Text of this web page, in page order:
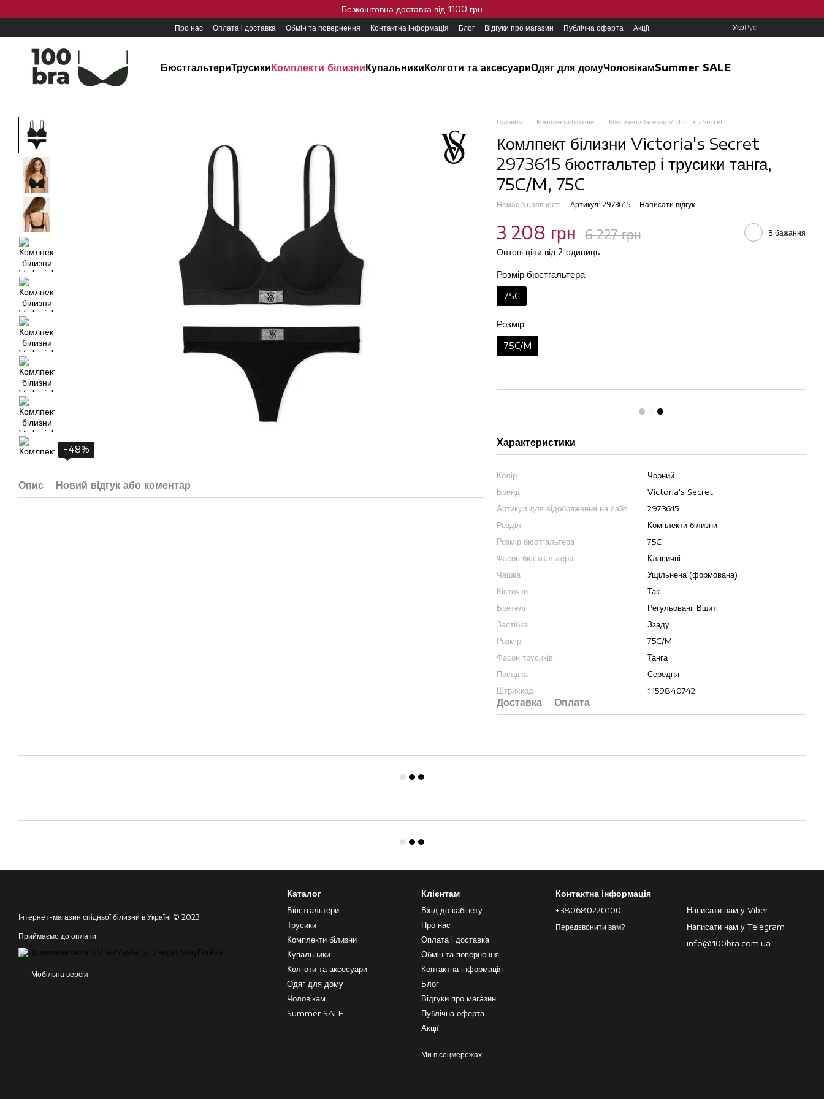
Безкоштовна доставка від 1100 грн
Про нас Оплата і доставка Обмін та повернення Контактна інформація Блог Відгуки про магазин Публічна оферта Акції УкрРус
БюстгальтериТрусикиКомплекти білизниКупальникиКолготи та аксесуариОдяг для домуЧоловікамSummer SALE
−48%
Опис Новий відгук або коментар
Головна Комплекти білизни Комплекти білизни Victoria's Secret
Комлпект білизни Victoria's Secret
2973615 бюстгальтер і трусики танга,
75C/M, 75C
Немає в наявності Артикул: 2973615 Написати відгук
3 208 грн 6 227 грн В бажання
Оптові ціни від 2 одиниць
Розмір бюстгальтера
75C
Розмір
75C/M
Характеристики
Колір
Чорний
Бренд
Victoria's Secret
Артикул для відображення на сайті
2973615
Розділ
Комплекти білизни
Розмір бюстгальтера
75C
Фасон бюстгальтера
Класичні
Чашка
Ущільнена (формована)
Кісточки
Так
Бретелі
Регульовані, Вшиті
Застібка
Ззаду
Розмір
75C/M
Фасон трусиків
Танга
Посадка
Середня
Штрихкод
1159840742
Доставка Оплата
Інтернет-магазин спідньої білизни в Україні © 2023
Приймаємо до оплати
Мобільна версія
Каталог
Бюстгальтери
Трусики
Комплекти білизни
Купальники
Колготи та аксесуари
Одяг для дому
Чоловікам
Summer SALE
Клієнтам
Вхід до кабінету
Про нас
Оплата і доставка
Обмін та повернення
Контактна інформація
Блог
Відгуки про магазин
Публічна оферта
Акції
Ми в соцмережах
Контактна інформація
+380680220100
Передзвонити вам?
Написати нам у Viber
Написати нам у Telegram
info@100bra.com.ua